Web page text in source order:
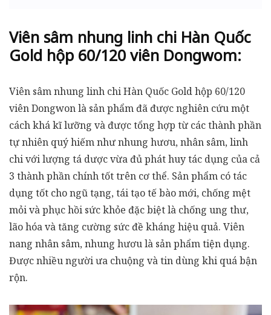
Viên sâm nhung linh chi Hàn Quốc
Gold hộp 60/120 viên Dongwom:
Viên sâm nhung linh chi Hàn Quốc Gold hộp 60/120
viên Dongwon là sản phẩm đã được nghiên cứu một
cách khá kĩ lưỡng và được tổng hợp từ các thành phần
tự nhiên quý hiếm như nhung hươu, nhân sâm, linh
chi với lượng tá dược vừa đủ phát huy tác dụng của cả
3 thành phần chính tốt trên cơ thể. Sản phẩm có tác
dụng tốt cho ngũ tạng, tái tạo tế bào mới, chống mệt
mỏi và phục hồi sức khỏe đặc biệt là chống ung thư,
lão hóa và tăng cường sức đề kháng hiệu quả. Viên
nang nhân sâm, nhung hươu là sản phẩm tiện dụng.
Được nhiều người ưa chuộng và tin dùng khi quá bận
rộn.